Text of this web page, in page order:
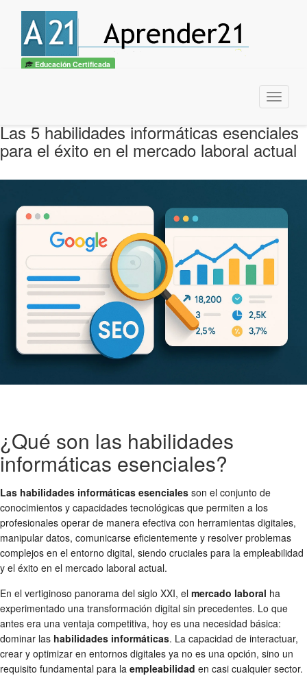
Educación Certificada
Menu
Las 5 habilidades informáticas esenciales
para el éxito en el mercado laboral actual
¿Qué son las habilidades
informáticas esenciales?
Las habilidades informáticas esenciales son el conjunto de
conocimientos y capacidades tecnológicas que permiten a los
profesionales operar de manera efectiva con herramientas digitales,
manipular datos, comunicarse eficientemente y resolver problemas
complejos en el entorno digital, siendo cruciales para la empleabilidad
y el éxito en el mercado laboral actual.
En el vertiginoso panorama del siglo XXI, el mercado laboral ha
experimentado una transformación digital sin precedentes. Lo que
antes era una ventaja competitiva, hoy es una necesidad básica:
dominar las habilidades informáticas. La capacidad de interactuar,
crear y optimizar en entornos digitales ya no es una opción, sino un
requisito fundamental para la empleabilidad en casi cualquier sector.